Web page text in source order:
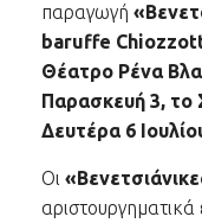
παραγωγή
baruffe
Θέατρο Ρένα
Παρασκευή 3, το
Δευτέρα 6
Οι
αριστουργηματικά